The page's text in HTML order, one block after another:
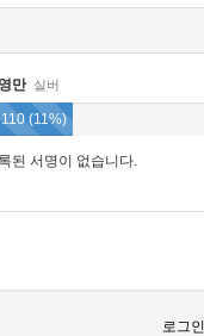
만 실버
110 (11%)
된 서명이 없습니다.
로그